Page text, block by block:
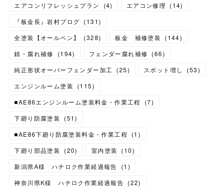
エアコンリフレッシュプラン
(4) エアコン修理 (14)
『板金長』岩村ブログ (131)
全塗装【オールペン】
(328) 板金 補修塗装 (144)
錆・腐れ補修
(194) フェンダー腐れ補修 (66)
純正形状オーバーフェンダー加工
(25) スポット増し (53)
エンジンルーム塗装
(115)
■AE86エンジンルーム塗装料金・作業工程
(7)
下廻り防腐塗装
(51)
■AE86下廻り防腐塗装料金・作業工程
(1 )
下廻り部品塗装
(20) 室内塗装 (10)
新潟県A様 ハチロク作業経過報告
(1 )
神奈川県K様 ハチロク作業経過報告 (22)